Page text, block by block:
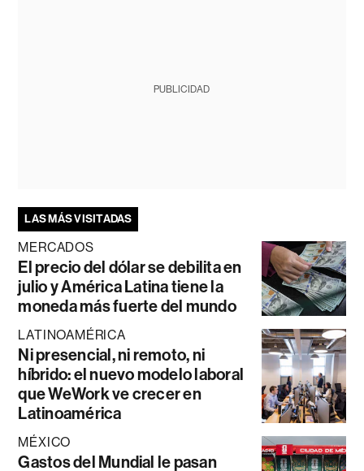
PUBLICIDAD
LAS MÁS VISITADAS
MERCADOS
El precio del dólar se debilita en
julio y América Latina tiene la
moneda más fuerte del mundo
LATINOAMÉRICA
Ni presencial, ni remoto, ni
híbrido: el nuevo modelo laboral
que WeWork ve crecer en
Latinoamérica
MÉXICO
Gastos del Mundial le pasan